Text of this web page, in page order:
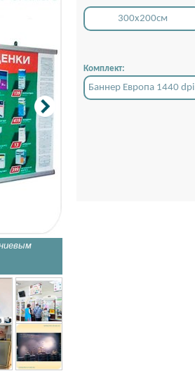
300x200см
Комплект:
Баннер Европа 1440 dpi